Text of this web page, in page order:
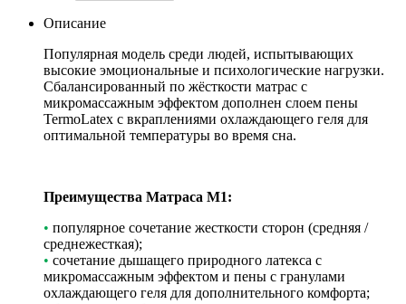
Описание
Популярная модель среди людей, испытывающих
высокие эмоциональные и психологические нагрузки.
Сбалансированный по жёсткости матрас с
микромассажным эффектом дополнен слоем пены
TermoLatex с вкраплениями охлаждающего геля для
оптимальной температуры во время сна.
Преимущества Матраса М1:
• популярное сочетание жесткости сторон (средняя /
среднежесткая);
• сочетание дышащего природного латекса с
микромассажным эффектом и пены с гранулами
охлаждающего геля для дополнительного комфорта;